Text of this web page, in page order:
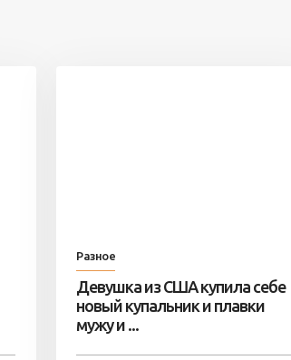
Разное
Девушка из США купила себе
новый купальник и плавки
мужу и ...